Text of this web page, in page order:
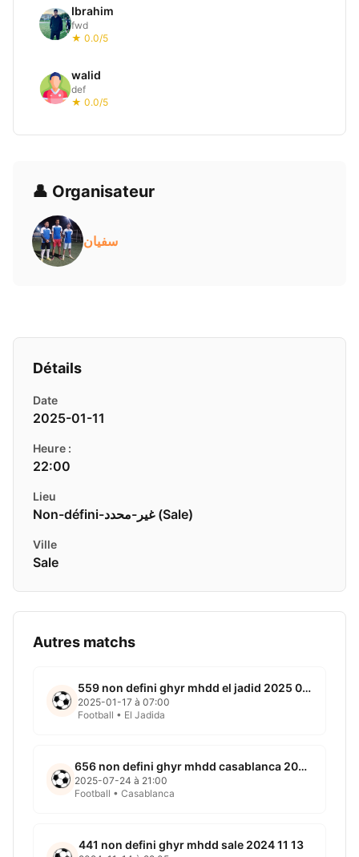
Ibrahim
fwd
★ 0.0/5
walid
def
★ 0.0/5
👤 Organisateur
سفيان
Détails
Date
2025-01-11
Heure :
22:00
Lieu
Non-défini-غير-محدد ( Sale)
Ville
Sale
Autres matchs
559 non defini ghyr mhdd el jadid 2025 01 17
2025-01-17 à 07:00
Football • El Jadida
656 non defini ghyr mhdd casablanca 2025 07 24
2025-07-24 à 21:00
Football • Casablanca
441 non defini ghyr mhdd sale 2024 11 13